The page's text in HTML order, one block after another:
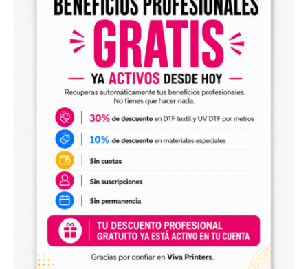
Los archivos están pensados para facilitar la preparación
de tus impresiones y ayudarte a crear nuevas colecciones
sin tener que diseñar cada imagen desde cero. Solo
tendrás que adaptar el tamaño a tus necesidades, preparar
el archivo en tu programa de impresión y producirlo con tu
maquinaria DTF.
Diseños digitales para impresión UV DTF
También encontrarás
perfectos para personalizar vasos, botellas, termos, cajas,
envases, artículos promocionales y otras superficies rígidas
Estos diseños permiten incorporar nuevas opciones a tu
catálogo de personalización de objetos y preparar
producciones propias utilizando tu impresora UV DTF o tu